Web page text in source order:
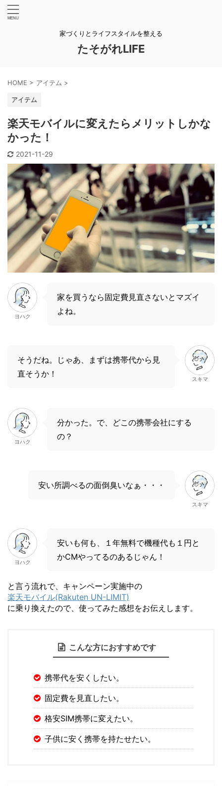
家づくりとライフスタイルを整える
たそがれLIFE
HOME > アイテム >
アイテム
楽天モバイルに変えたらメリットしかな
かった！
2021-11-29
ヨハク
家を買うなら固定費見直さないとマズイ
よね。
そうだね。じゃあ、まずは携帯代から見
直そうか！
スキマ
ヨハク
分かった。で、どこの携帯会社にする
の？
安い所調べるの面倒臭いなぁ・・・
スキマ
ヨハク
安いも何も、１年無料で機種代も１円と
かCMやってるのあるじゃん！
と言う流れで、キャンペーン実施中の
楽天モバイル(Rakuten UN-LIMIT)
に乗り換えたので、使ってみた感想をお伝えします。
こんな方におすすめです
携帯代を安くしたい。
固定費を見直したい。
格安SIM携帯に変えたい。
子供に安く携帯を持たせたい。